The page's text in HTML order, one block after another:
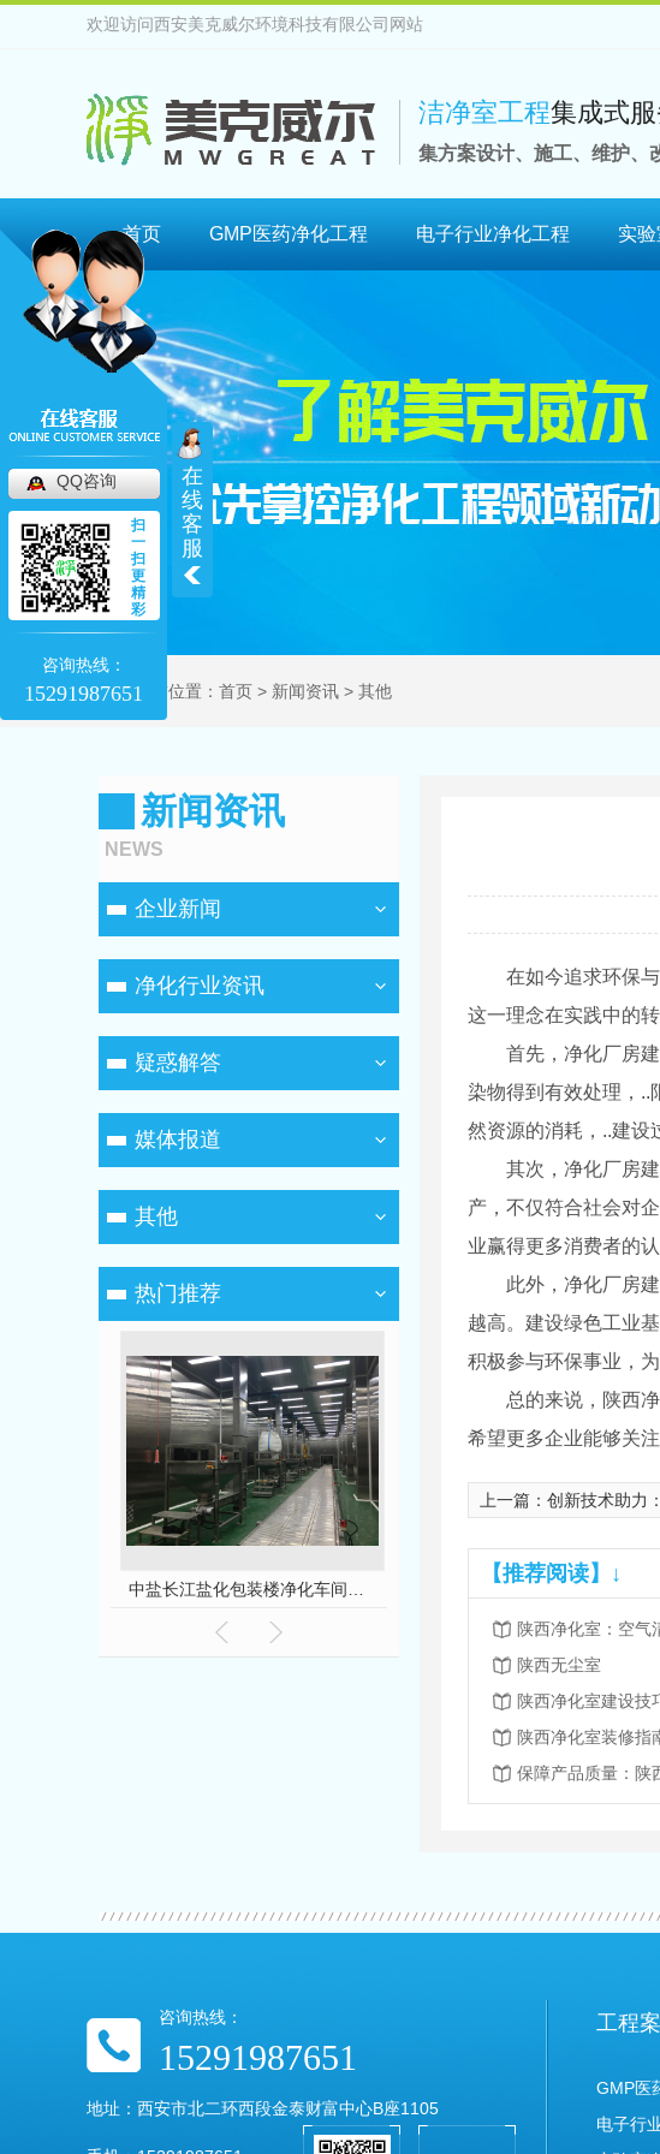
欢迎访问西安美克威尔环境科技有限公司网站
洁净室工程集成式
集方案设计、施工、维护、
首页 GMP医药净化工程 电子行业净化工程 实
当前位置： 首页 > 新闻资讯 > 其他
新闻资讯
NEWS
企业新闻
净化行业资讯
疑惑解答
媒体报道
其他
热门推荐
中盐长江盐化包装楼净化车间装修工程
在如今追求环保
这一理念在实践中的转
首先，净化厂房
染物得到有效处理，..
然资源的消耗，..建设
其次，净化厂房
产，不仅符合社会对
业赢得更多消费者的
此外，净化厂房
越高。建设绿色工业
积极参与环保事业，
总的来说，陕西
希望更多企业能够关
上一篇： 创新技术助力
【推荐阅读】↓
陕西净化室：空气
陕西无尘室
陕西净化室建设技
保障产品质量：陕
咨询热线：
15291987651
地址：西安市北二环西段金泰财富中心B座1105
工程
GMP医
电子行
在
线
客
服
QQ咨询
扫
一
扫
更
精
彩
咨询热线：
15291987651